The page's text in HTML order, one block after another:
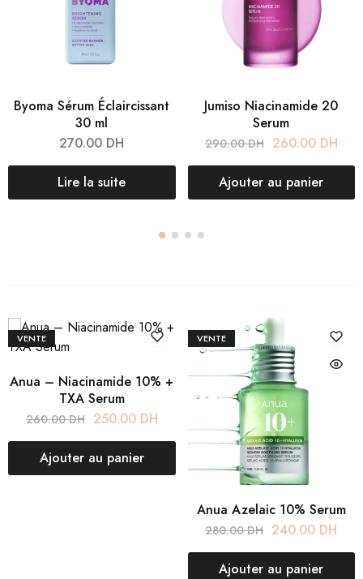
Byoma Sérum Éclaircissant
30 ml
270.00 DH
Lire la suite
Jumiso Niacinamide 20
Serum
290.00DH 260.00 DH
Ajouter au panier
VENTE
Anua – Niacinamide 10% +
TXA Serum
260.00DH 250.00 DH
Ajouter au panier
VENTE
Anua Azelaic 10% Serum
280.00DH 240.00 DH
Ajouter au panier